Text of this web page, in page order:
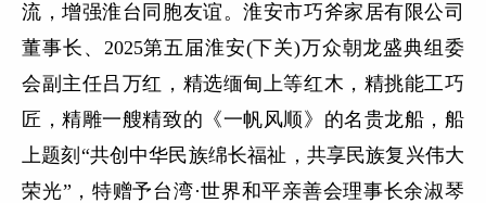
流，增强淮台同胞友谊。淮安市巧斧家居有限公司
董事长、2025第五届淮安(下关)万众朝龙盛典组委
会副主任吕万红，精选缅甸上等红木，精挑能工巧
匠，精雕一艘精致的《一帆风顺》的名贵龙船，船
上题刻“共创中华民族绵长福祉，共享民族复兴伟大
荣光”，特赠予台湾·世界和平亲善会理事长余淑琴